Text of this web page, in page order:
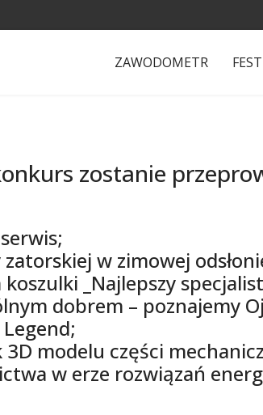
ZAWODOMETR
zostanie
w zimowej
_Najlepszy
dobrem – poznajemy
modelu części
w erze rozwiązań